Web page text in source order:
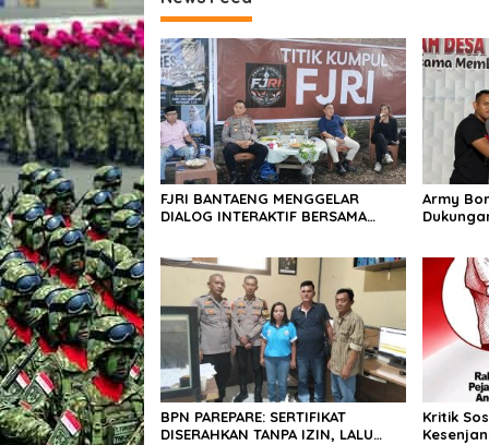
p
a
d
a
W
a
r
g
a
FJRI BANTAENG MENGGELAR
DIALOG INTERAKTIF BERSAMA
Army
BPN PAREPARE: SERTIFIKAT
DISERAHKAN TANPA IZIN, LALU
Kritik